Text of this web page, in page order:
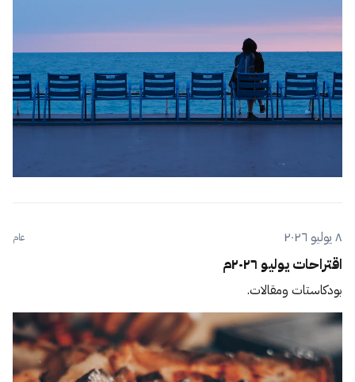
٨ يوليو ٢٠٢٦ عام
اقتراحات يوليو ٢٠٢٦م
بودكاستات ومقالات.